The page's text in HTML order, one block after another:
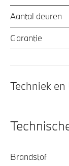
Aantal deuren
Garantie
Techniek
Brandstof